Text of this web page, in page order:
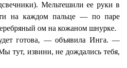
Мельтешили ее руки в
на каждом пальце — по паре
ом на кожаном шнурке.
готова, — объявила Инга. —
тут, извини, не дождались тебя,